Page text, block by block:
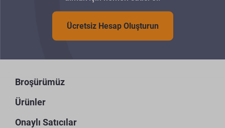
Ücretsiz Hesap Oluşturun
Broşürümüz
Ürünler
Onaylı Satıcılar